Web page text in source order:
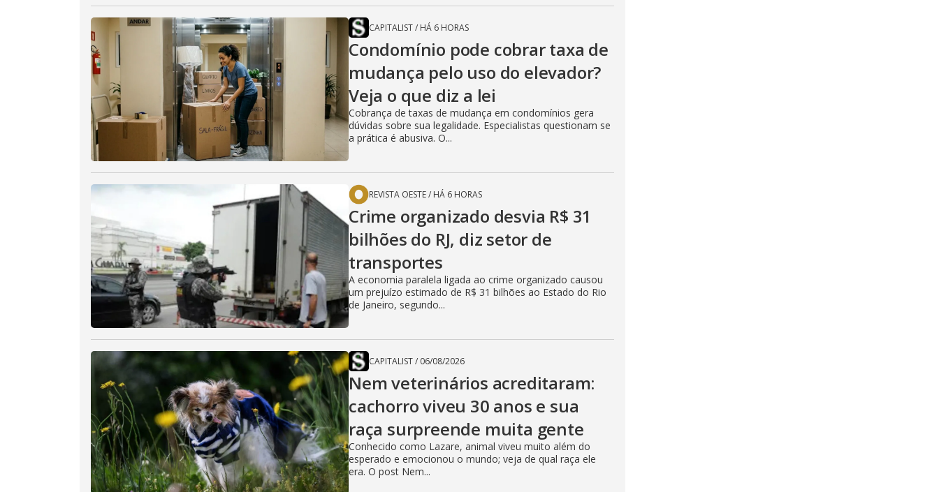
CAPITALIST/ HÁ 6 HORAS
Condomínio pode cobrar taxa de
mudança pelo uso do elevador?
Veja o que diz a lei
Cobrança de taxas de mudança em condomínios gera
dúvidas sobre sua legalidade. Especialistas questionam se
a prática é abusiva. O...
REVISTA OESTE/ HÁ 6 HORAS
Crime organizado desvia R$ 31
bilhões do RJ, diz setor de
transportes
A economia paralela ligada ao crime organizado causou
um prejuízo estimado de R$ 31 bilhões ao Estado do Rio
de Janeiro, segundo...
CAPITALIST/ 06/08/2026
Nem veterinários acreditaram:
cachorro viveu 30 anos e sua
raça surpreende muita gente
Conhecido como Lazare, animal viveu muito além do
esperado e emocionou o mundo; veja de qual raça ele
era. O post Nem...